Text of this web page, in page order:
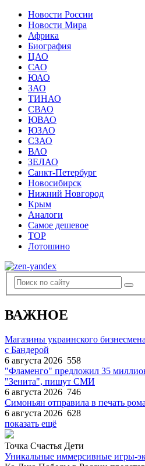
Новости России
Новости Мира
Африка
Биография
ЦАО
САО
ЮАО
ЗАО
ТИНАО
СВАО
ЮВАО
ЮЗАО
СЗАО
ВАО
ЗЕЛАО
Санкт-Петербург
Новосибирск
Нижний Новгород
Крым
Аналоги
Самое дешевое
TOP
Лотошино
ВАЖНОЕ
Магазины украинского
с Бандерой
6 августа 2026 558
"Фламенго" предложил 35
"Зенита", пишут СМИ
6 августа 2026 746
Симоньян отправила в печать
6 августа 2026 628
показать ещё
Точка Счастья Дети
Уникальные иммерсивные игры-